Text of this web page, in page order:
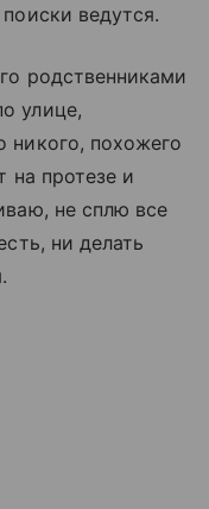
ведутся.
родственниками
улице,
никого, похожего
на протезе и
не сплю все
ни делать